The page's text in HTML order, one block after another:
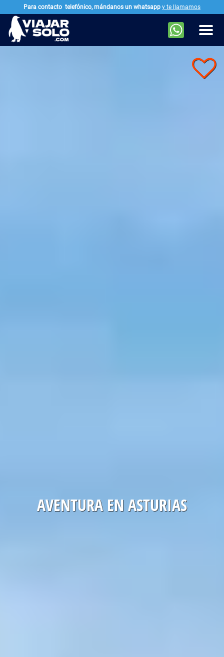
Ir al contenido principal
AVENTURA EN ASTURIAS
Para contacto telefónico, mándanos un whatsapp y te llamamos